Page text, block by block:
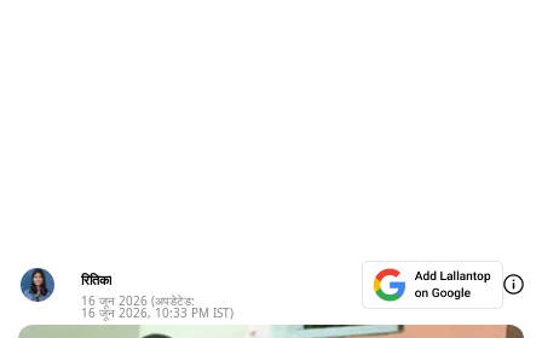
रितिका
16 जून 2026 (अपडेटेड:
16 जून 2026, 10:33 PM IST)